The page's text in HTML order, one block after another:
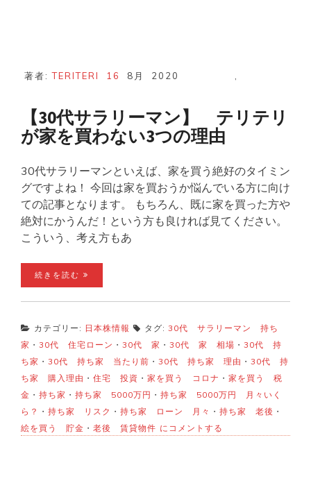
著者:TERITERI 16 8月 2020
【30代サラリーマン】 テリテリ
が家を買わない3つの理由
30代サラリーマンといえば、家を買う絶好のタイミン
グですよね！ 今回は家を買おうか悩んでいる方に向け
ての記事となります。 もちろん、既に家を買った方や
絶対にかうんだ！という方も良ければ見てください。
こういう、考え方もあ
続きを読む
カテゴリー: 日本株情報 タグ: 30代 サラリーマン 持ち
家 ・ 30代 住宅ローン ・ 30代 家 ・ 30代 家 相場 ・ 30代 持
ち家 ・ 30代 持ち家 当たり前 ・ 30代 持ち家 理由 ・ 30代 持
ち家 購入理由 ・ 住宅 投資 ・ 家を買う コロナ ・ 家を買う 税
金 ・ 持ち家 ・ 持ち家 5000万円 ・ 持ち家 5000万円 月々いく
ら？ ・ 持ち家 リスク ・ 持ち家 ローン 月々 ・ 持ち家 老後 ・
絵を買う 貯金 ・ 老後 賃貸物件 【30
代
にコメントする